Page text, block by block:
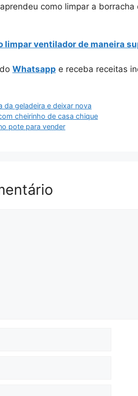
como limpar a
limpar ventilador de maneira
Whatsapp e receba receitas
da geladeira e deixar nova
cheirinho de casa chique
pote para vender